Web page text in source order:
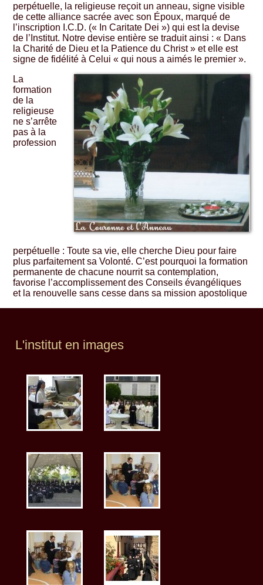
perpétuelle, la religieuse reçoit un anneau, signe visible
de cette alliance sacrée avec son Époux, marqué de
l’inscription I.C.D. (« In Caritate Dei ») qui est la devise
de l’Institut. Notre devise entière se traduit ainsi : « Dans
la Charité de Dieu et la Patience du Christ » et elle est
signe de fidélité à Celui « qui nous a aimés le premier ».
La
formation
de la
religieuse
ne s’arrête
pas à la
profession
perpétuelle : Toute sa vie, elle cherche Dieu pour faire
plus parfaitement sa Volonté. C’est pourquoi la formation
permanente de chacune nourrit sa contemplation,
favorise l’accomplissement des Conseils évangéliques
et la renouvelle sans cesse dans sa mission apostolique
L'institut en images